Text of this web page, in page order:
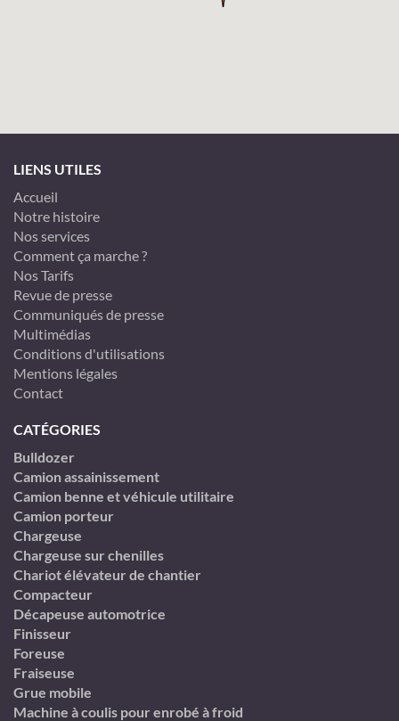
LIENS UTILES
Accueil
Notre histoire
Nos services
Comment ça marche ?
Nos Tarifs
Revue de presse
Communiqués de presse
Multimédias
Conditions d'utilisations
Mentions légales
Contact
CATÉGORIES
Bulldozer
Camion assainissement
Camion benne et véhicule utilitaire
Camion porteur
Chargeuse
Chargeuse sur chenilles
Chariot élévateur de chantier
Compacteur
Décapeuse automotrice
Finisseur
Foreuse
Fraiseuse
Grue mobile
Machine à coulis pour enrobé à froid